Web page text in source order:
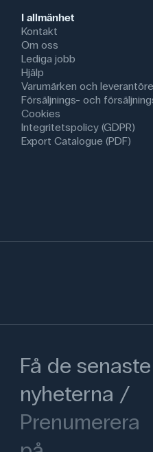
I allmänhet
Kontakt
Om oss
Lediga jobb
Hjälp
Varumärken och
Försäljnings- och
Cookies
Integritetspolicy (GDPR)
Export Catalogue (PDF)
Få de senaste
nyheterna
Prenumerera